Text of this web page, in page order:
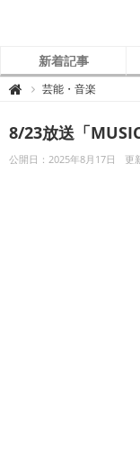
新着記事
 グ
ニ
ュ
ー
ス
芸能・音楽
8/23放送「
公開日：2025年8月17日 更